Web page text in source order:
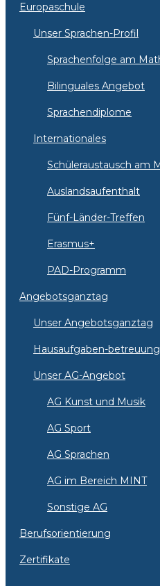
Europaschule
Unser Sprachen-Profil
Sprachenfolge am
Bilinguales Angebot
Sprachendiplome
Internationales
Schüleraustausch am
Auslandsaufenthalt
Fünf-Länder-Treffen
Erasmus+
PAD-Programm
Angebotsganztag
Unser Angebotsganztag
Hausaufgaben-betreuung
Unser AG-Angebot
AG Kunst und Musik
AG Sport
AG Sprachen
AG im Bereich MINT
Sonstige AG
Berufsorientierung
Zertifikate